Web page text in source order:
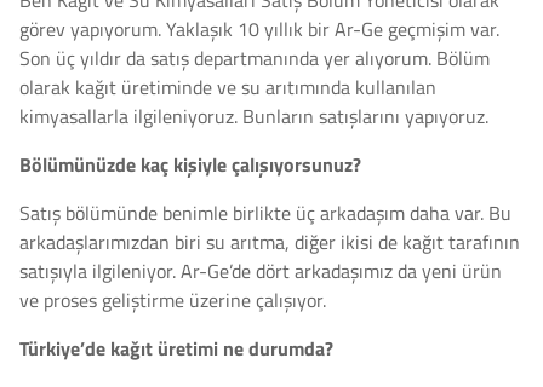
görev yapıyorum. Yaklaşık 10 yıllık bir Ar-Ge geçmişim var.
Son üç yıldır da satış departmanında yer alıyorum. Bölüm
olarak kağıt üretiminde ve su arıtımında kullanılan
kimyasallarla ilgileniyoruz. Bunların satışlarını yapıyoruz.
Bölümünüzde kaç kişiyle çalışıyorsunuz?
Satış bölümünde benimle birlikte üç arkadaşım daha var. Bu
arkadaşlarımızdan biri su arıtma, diğer ikisi de kağıt tarafının
satışıyla ilgileniyor. Ar-Ge’de dört arkadaşımız da yeni ürün
ve proses geliştirme üzerine çalışıyor.
Türkiye’de kağıt üretimi ne durumda?